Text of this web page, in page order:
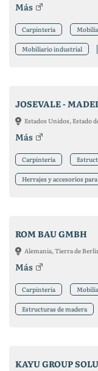
Más
Carpintería
Mobiliario industrial
JOSEVALE -
Estados Unidos, Estado
Más
Carpintería
Herrajes y accesorios
ROM BAU GMBH
Alemania, Tierra de
Más
Carpintería
Estructuras de madera
KAYU GROUP